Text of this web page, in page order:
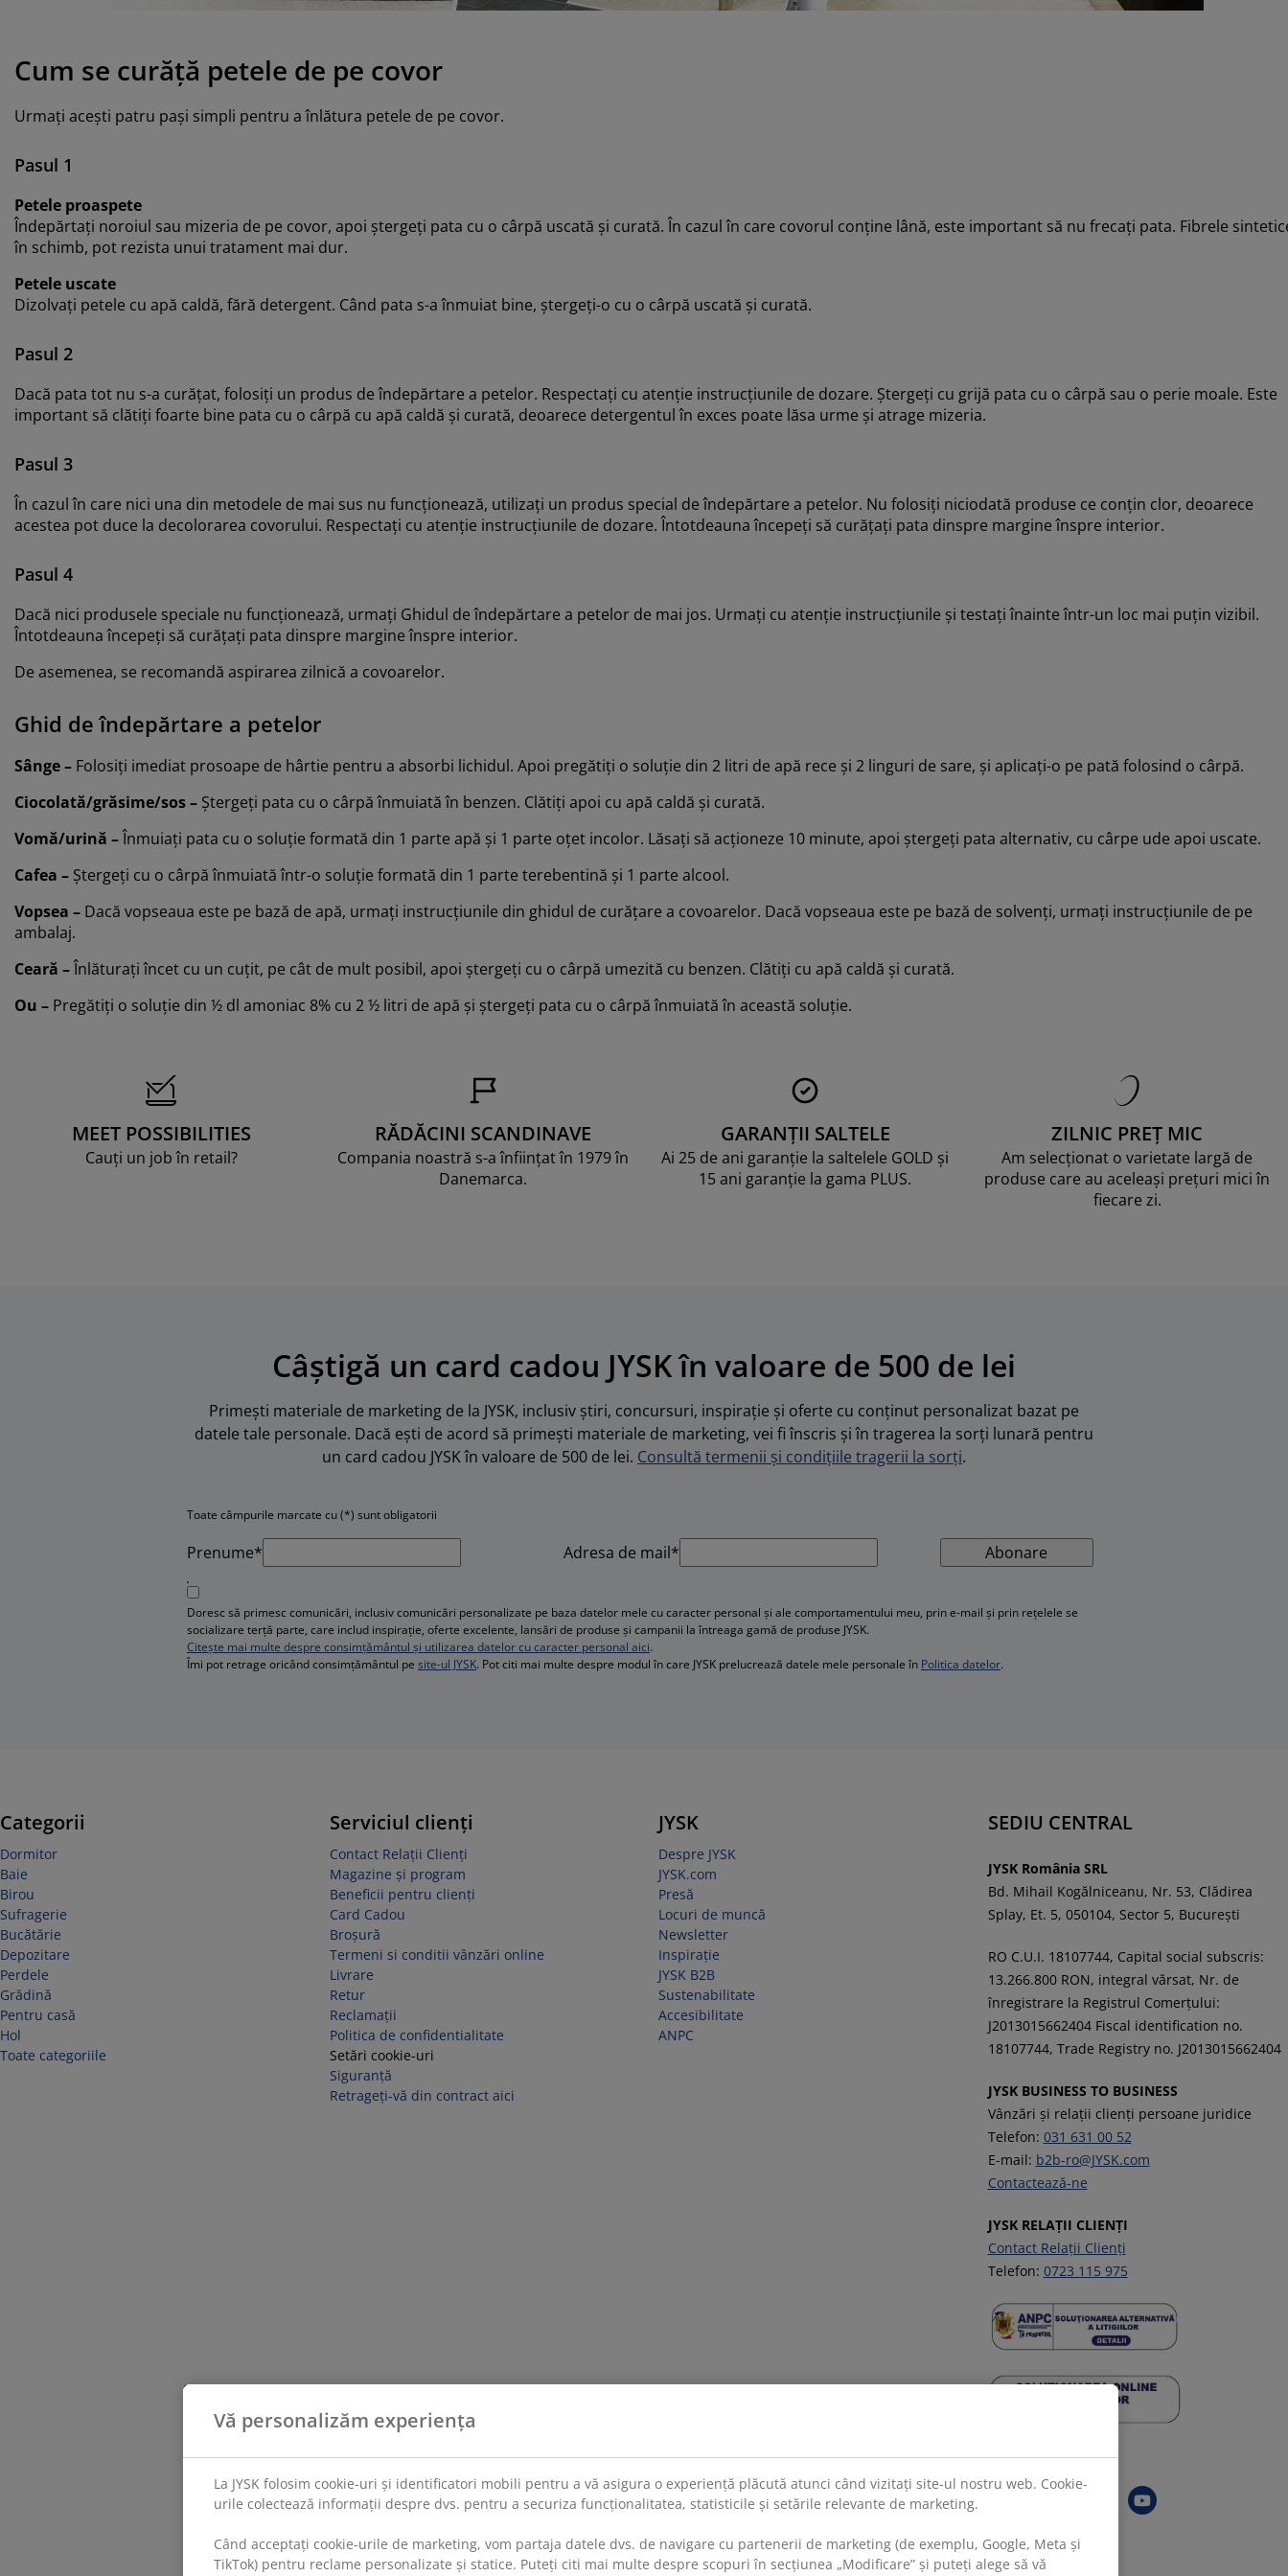
copii
Cum se curăță petele de pe covor
Urmați acești patru pași simpli pentru a înlătura petele de pe covor.
Pasul 1
Petele proaspete
Îndepărtați noroiul sau mizeria de pe covor, apoi ștergeți pata cu o cârpă uscată și curată. În cazul în care covorul conține lână, este important să nu frecați pata. Fibrele
în schimb, pot rezista unui tratament mai dur.
Petele uscate
Dizolvați petele cu apă caldă, fără detergent. Când pata s-a înmuiat bine, ștergeți-o cu o cârpă uscată și curată.
Pasul 2
Dacă pata tot nu s-a curățat, folosiți un produs de îndepărtare a petelor. Respectați cu atenție instrucțiunile de dozare. Ștergeți cu grijă pata cu o cârpă sau o perie moale. Este
important să clătiți foarte bine pata cu o cârpă cu apă caldă și curată, deoarece detergentul în exces poate lăsa urme și atrage mizeria.
Pasul 3
În cazul în care nici una din metodele de mai sus nu funcționează, utilizați un produs special de îndepărtare a petelor. Nu folosiți niciodată produse ce conțin clor, deoarece
acestea pot duce la decolorarea covorului. Respectați cu atenție instrucțiunile de dozare. Întotdeauna începeți să curățați pata dinspre margine înspre interior.
Pasul 4
Dacă nici produsele speciale nu funcționează, urmați Ghidul de îndepărtare a petelor de mai jos. Urmați cu atenție instrucțiunile și testați înainte într-un loc mai puțin vizibil.
Întotdeauna începeți să curățați pata dinspre margine înspre interior.
De asemenea, se recomandă aspirarea zilnică a covoarelor.
Ghid de îndepărtare a petelor
Sânge – Folosiți imediat prosoape de hârtie pentru a absorbi lichidul. Apoi pregătiți o soluție din 2 litri de apă rece și 2 linguri de sare, și aplicați-o pe pată folosind o cârpă.
Ciocolată/grăsime/sos – Ștergeți pata cu o cârpă înmuiată în benzen. Clătiți apoi cu apă caldă și curată.
Vomă/urină –Înmuiați pata cu o soluție formată din 1 parte apă și 1 parte oțet incolor. Lăsați să acționeze 10 minute, apoi ștergeți pata alternativ, cu cârpe ude apoi uscate.
Cafea – Ștergeți cu o cârpă înmuiată într-o soluție formată din 1 parte terebentină și 1 parte alcool.
Vopsea – Dacă vopseaua este pe bază de apă, urmați instrucțiunile din ghidul de curățare a covoarelor. Dacă vopseaua este pe bază de solvenți, urmați instrucțiunile de pe
ambalaj.
Ceară –Înlăturați încet cu un cuțit, pe cât de mult posibil, apoi ștergeți cu o cârpă umezită cu benzen. Clătiți cu apă caldă și curată.
Ou – Pregătiți o soluție din ½ dl amoniac 8% cu 2 ½ litri de apă și ștergeți pata cu o cârpă înmuiată în această soluție.
MEET POSSIBILITIES
Cauți un job în retail?
RĂDĂCINI SCANDINAVE
Compania noastră s-a înființat în 1979 în
Danemarca.
GARANȚII SALTELE
Ai 25 de ani garanție la saltelele GOLD și
15 ani garanție la gama PLUS.
ZILNIC PREȚ MIC
Am selecționat o varietate largă de
produse care au aceleași prețuri mici în
fiecare zi.
Câștigă un card cadou JYSK în valoare de 500 de lei
Primești materiale de marketing de la JYSK, inclusiv știri, concursuri, inspirație și oferte cu conținut personalizat bazat pe
datele tale personale. Dacă ești de acord să primești materiale de marketing, vei fi înscris și în tragerea la sorți lunară pentru
un card cadou JYSK în valoare de 500 de lei. Consultă termenii și condițiile tragerii la sorți.
Toate câmpurile marcate cu (*) sunt obligatorii
Prenume* Adresa de mail* Abonare
Doresc să primesc comunicări, inclusiv comunicări personalizate pe baza datelor mele cu caracter personal și ale comportamentului meu, prin e-mail și prin rețelele se
socializare terță parte, care includ inspirație, oferte excelente, lansări de produse și campanii la întreaga gamă de produse JYSK.
Citește mai multe despre consimțământul și utilizarea datelor cu caracter personal aici.
Îmi pot retrage oricând consimțământul pe site-ul JYSK. Pot citi mai multe despre modul în care JYSK prelucrează datele mele personale în Politica datelor.
Categorii
Dormitor
Baie
Birou
Sufragerie
Bucătărie
Depozitare
Perdele
Grădină
Pentru casă
Hol
Toate categoriile
Serviciul clienți
Contact Relații Clienți
Magazine și program
Beneficii pentru clienți
Card Cadou
Broșură
Termeni si conditii vânzări online
Livrare
Retur
Reclamaţii
Politica de confidentialitate
Setări cookie-uri
Siguranță
Retrageți-vă din contract aici
JYSK
Despre JYSK
JYSK.com
Presă
Locuri de muncă
Newsletter
Inspirație
JYSK B2B
Sustenabilitate
Accesibilitate
ANPC
SEDIU CENTRAL
JYSK România SRL
Bd. Mihail Kogălniceanu, Nr. 53, Clădirea
Splay, Et. 5, 050104, Sector 5, București
RO C.U.I. 18107744, Capital social subscris:
13.266.800 RON, integral vărsat, Nr. de
înregistrare la Registrul Comerţului:
J2013015662404 Fiscal identification no.
18107744, Trade Registry no. J2013015662404
JYSK BUSINESS TO BUSINESS
Vânzări și relații clienți persoane juridice
Telefon: 031 631 00 52
E-mail: b2b-ro@JYSK.com
Contactează-ne
JYSK RELAȚII CLIENȚI
Contact Relații Clienți
Telefon: 0723 115 975
Urmărește JYSK
Vă personalizăm experiența
La JYSK folosim cookie-uri și identificatori mobili pentru a vă asigura o experiență plăcută atunci când vizitați site-ul nostru web. Cookie-
urile colectează informații despre dvs. pentru a securiza funcționalitatea, statisticile și setările relevante de marketing.
Când acceptați cookie-urile de marketing, vom partaja datele dvs. de navigare cu partenerii de marketing (de exemplu, Google, Meta și
TikTok) pentru reclame personalizate și statice. Puteți citi mai multe despre scopuri în secțiunea „Modificare” și puteți alege să vă